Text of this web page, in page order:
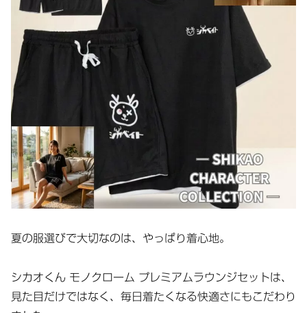
夏の服選びで大切なのは、やっぱり着心地。
シカオくん モノクローム プレミアムラウンジセットは、
見た目だけではなく、毎日着たくなる快適さにもこだわり